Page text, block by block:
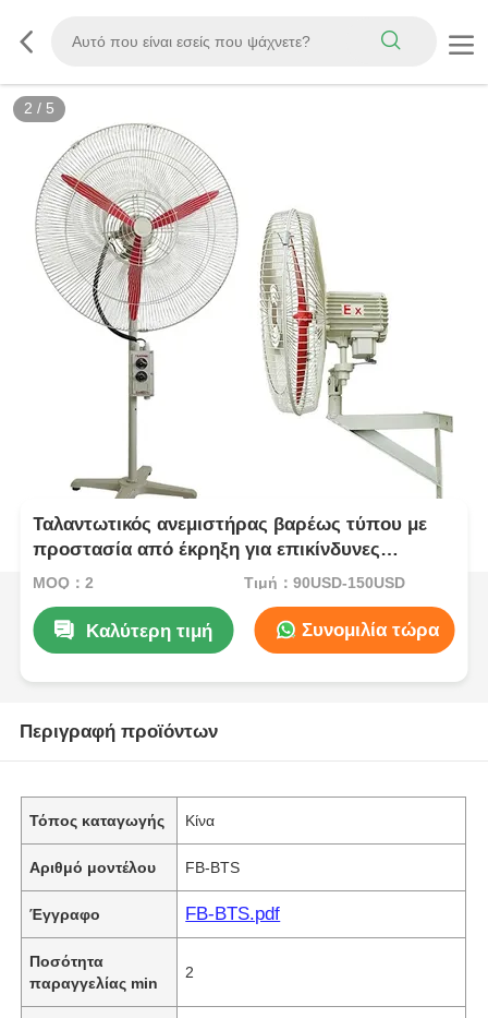
3 / 5
Ταλαντωτικός ανεμιστήρας βαρέως τύπου με
προστασία από έκρηξη για επικίνδυνες
βιομηχανικές περιοχές
MOQ：2 Τιμή：90USD-150USD
Καλύτερη τιμή Συνομιλία τώρα
Περιγραφή προϊόντων
Τόπος καταγωγής Κίνα
Αριθμό μοντέλου FB-BTS
Έγγραφο FB-BTS.pdf
Ποσότητα
παραγγελίας min
2